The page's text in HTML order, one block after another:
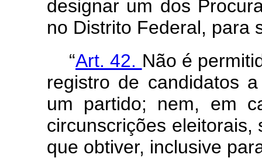
designar um dos
no Distrito Federal, para
“Art. 42. Não é
registro de candidatos
um partido; nem, em
circunscrições
que obtiver, inclusive